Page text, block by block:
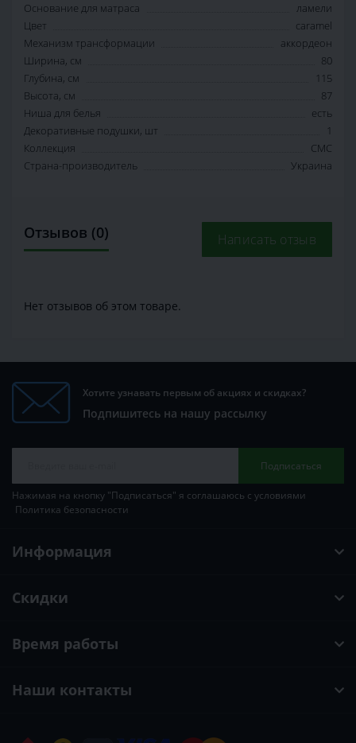
Основание для матраса
ламели
Цвет
caramel
Механизм трансформации
аккордеон
Ширина, см
80
Глубина, см
115
Высота, см
87
Ниша для белья
есть
Декоративные подушки, шт
1
Коллекция
СМС
Страна-производитель
Украина
Отзывов (0) Написать отзыв
Нет отзывов об этом товаре.
Хотите узнавать первым об акциях и скидках?
Подпишитесь на нашу рассылку
Подписаться
Нажимая на кнопку "Подписаться" я соглашаюсь с условиями
Политика безопасности
Информация
Скидки
Время работы
Наши контакты